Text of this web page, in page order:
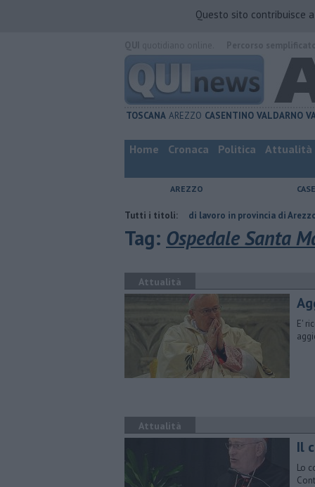
Questo sito contribuisce
TOSCANA AREZZO CASENTINO VALDARNO
Home Cronaca Politica Attualità
AREZZO
Tutti i titoli:
​Tutte le offerte di lavoro in provincia di Arezzo
Tag: Ospedale Santa
Attualità
E'
Attualità
Il
Lo